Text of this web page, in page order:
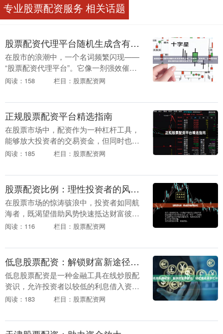
专业股票配资服务 相关话题
股票配资代理平台随机生成含有中立性、权威性、客观性、合规性和信息实用性适合网站发布不超30字的标题
在股市的浪潮中，一个名词频繁闪现——
“股票配资代理平台”。它像一剂强效催化
剂，吸引着渴望快速放大收益的投资者。
让“小资金撬动....
阅读：158 栏目：股票配资网
正规股票配资平台精选指南
在股票市场中，配资作为一种杠杆工具，
能够放大投资者的交易资金，但同时也伴
随着较高的风险。选择正规的配资平台至
影响投资体验和收....
阅读：185 栏目：股票配资网
股票配资比例：理性投资者的风控基石
在股票市场的惊涛骇浪中，投资者如同航
海者，既渴望借助风势快速抵达财富彼
岸，又必须时刻警惕暗礁与风暴。而**股
风帆调节器，它....
阅读：116 栏目：股票配资网
低息股票配资：解锁财富新途径，轻松撬动资本杠杆
低息股票配资是一种金融工具在线炒股配
资识，允许投资者以较低的利息借入资
金，用于购买股票。它为投资者提供了撬
**如何运作？*....
阅读：183 栏目：股票配资网